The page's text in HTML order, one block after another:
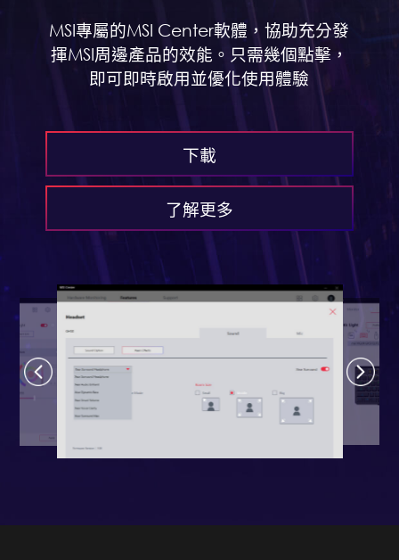
MSI專屬的MSI Center軟體，協助充分發
揮MSI周邊產品的效能。只需幾個點擊，
即可即時啟用並優化使用體驗
下載
了解更多